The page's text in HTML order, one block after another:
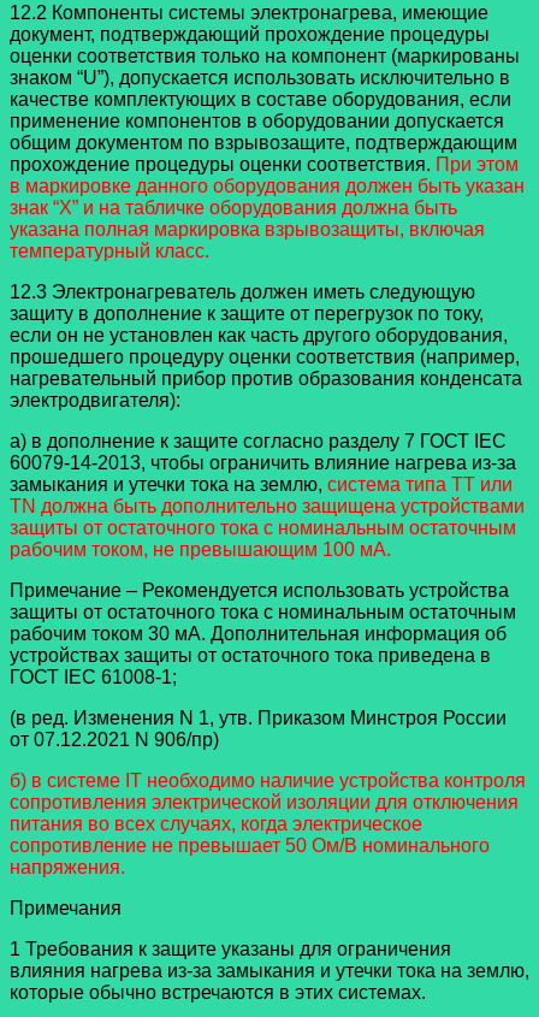
12.2 Компоненты системы электронагрева, имеющие
документ, подтверждающий прохождение процедуры
оценки соответствия только на компонент (маркированы
знаком “U”), допускается использовать исключительно в
качестве комплектующих в составе оборудования, если
применение компонентов в оборудовании допускается
общим документом по взрывозащите, подтверждающим
прохождение процедуры оценки соответствия. При этом
в маркировке данного оборудования должен быть указан
знак “X” и на табличке оборудования должна быть
указана полная маркировка взрывозащиты, включая
температурный класс.
12.3 Электронагреватель должен иметь следующую
защиту в дополнение к защите от перегрузок по току,
если он не установлен как часть другого оборудования,
прошедшего процедуру оценки соответствия (например,
нагревательный прибор против образования конденсата
электродвигателя):
а) в дополнение к защите согласно разделу 7 ГОСТ IEC
60079-14-2013, чтобы ограничить влияние нагрева из-за
замыкания и утечки тока на землю, система типа TT или
TN должна быть дополнительно защищена устройствами
защиты от остаточного тока с номинальным остаточным
рабочим током, не превышающим 100 мА.
Примечание – Рекомендуется использовать устройства
защиты от остаточного тока с номинальным остаточным
рабочим током 30 мА. Дополнительная информация об
устройствах защиты от остаточного тока приведена в
ГОСТ IEC 61008-1;
(в ред. Изменения N 1, утв. Приказом Минстроя России
от 07.12.2021 N 906/пр)
б) в системе IT необходимо наличие устройства контроля
сопротивления электрической изоляции для отключения
питания во всех случаях, когда электрическое
сопротивление не превышает 50 Ом/В номинального
напряжения.
Примечания
1 Требования к защите указаны для ограничения
влияния нагрева из-за замыкания и утечки тока на землю,
которые обычно встречаются в этих системах.